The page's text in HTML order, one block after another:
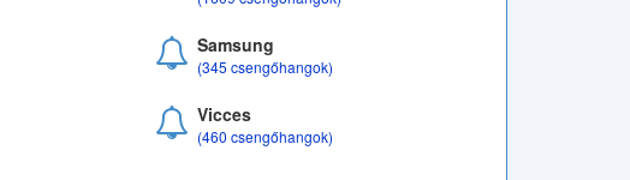
Samsung
(345 csengőhangok)
Vicces
(460 csengőhangok)